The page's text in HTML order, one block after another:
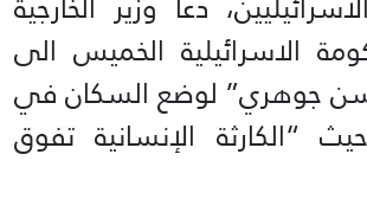
الاسرائيلية الخميس الى
جوهري” لوضع السكان في
“الكارثة الإنسانية تفوق